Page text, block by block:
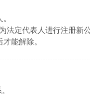
法定代表人进行注册新公
能解除。